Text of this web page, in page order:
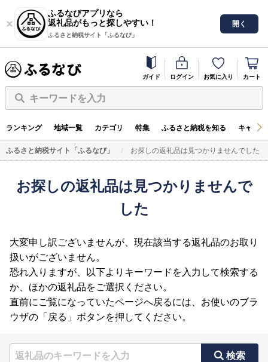
ふるなびアプリなら
返礼品がもっと探しやすい！
ふるさと納税サイト「ふるなび」
開く
ガイド ログイン お気に入り カート
キーワードを入力
ランキング 地域一覧 カテゴリ 特集 ふるさと納税を知る キャン
ふるさと納税サイト「ふるなび」 お探しの返礼品は見つかりませんでした
お探しの返礼品は見つかりませんで
した
大変申し訳ございませんが、現在該当する返礼品のお取り
扱いがございません。
恐れ入りますが、以下よりキーワードを入力して検索する
か、ほかの返礼品をご選択ください。
直前にご覧になっていたページへ戻るには、お使いのブラ
ウザの「戻る」ボタンを押してください。
検索